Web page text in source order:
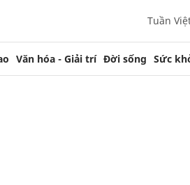
Tuần
Văn hóa - Giải trí Đời sống Sức